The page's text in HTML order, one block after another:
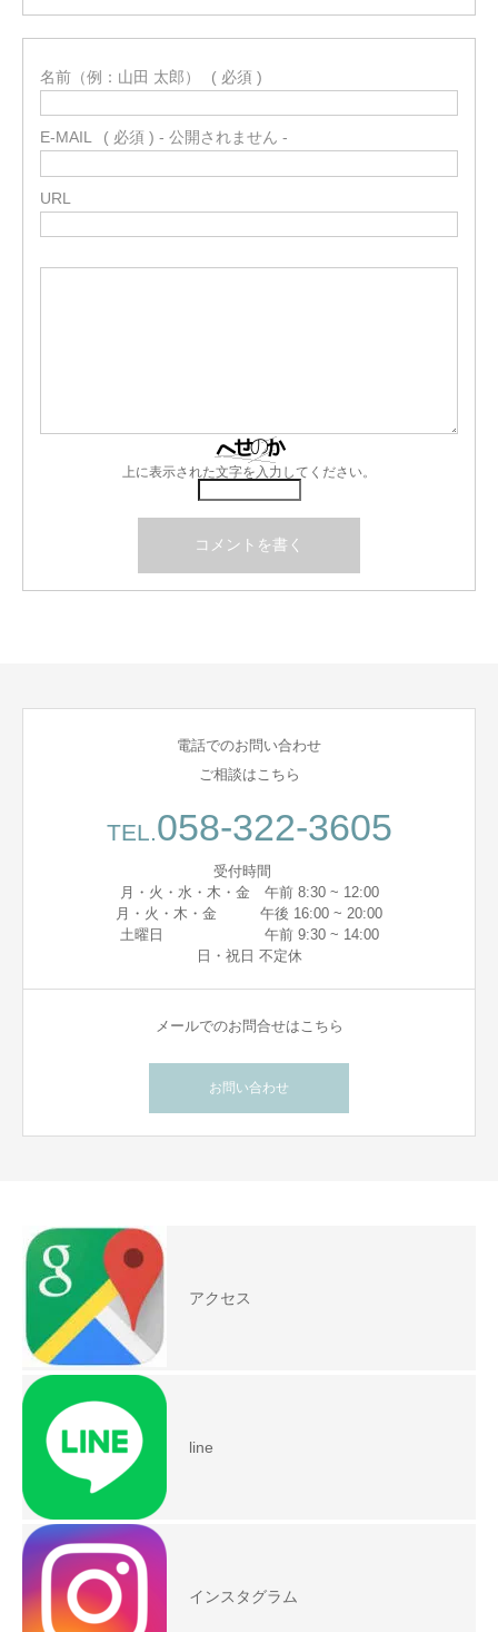
名前（例：山田 太郎） ( 必須 )
E-MAIL ( 必須 ) - 公開されません -
URL
上に表示された文字を入力してください。
電話でのお問い合わせ
ご相談はこちら
TEL.058-322-3605
受付時間
月・火・水・木・金 午前 8:30 ~ 12:00
月・火・木・金 午後 16:00 ~ 20:00
土曜日 午前 9:30 ~ 14:00
日・祝日 不定休
メールでのお問合せはこちら
お問い合わせ
アクセス
line
インスタグラム